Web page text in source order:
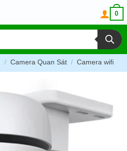
0
/ Camera Quan Sát / Camera wifi